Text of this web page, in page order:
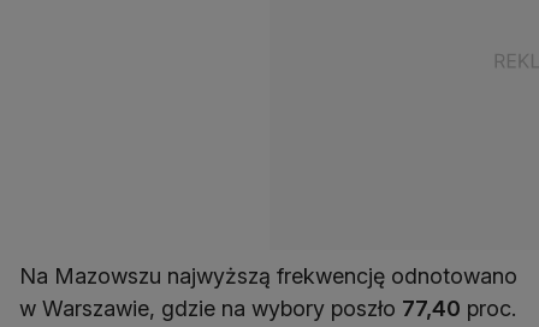
Na Mazowszu najwyższą frekwencję odnotowano
w Warszawie, gdzie na wybory poszło 77,40 proc.